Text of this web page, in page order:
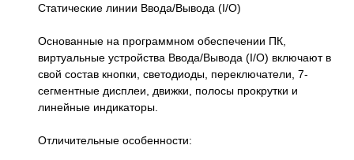
Статические линии Ввода/Вывода (I/O)
Основанные на программном обеспечении ПК,
виртуальные устройства Ввода/Вывода (I/O) включают в
свой состав кнопки, светодиоды, переключатели, 7-
сегментные дисплеи, движки, полосы прокрутки и
линейные индикаторы.
Отличительные особенности: